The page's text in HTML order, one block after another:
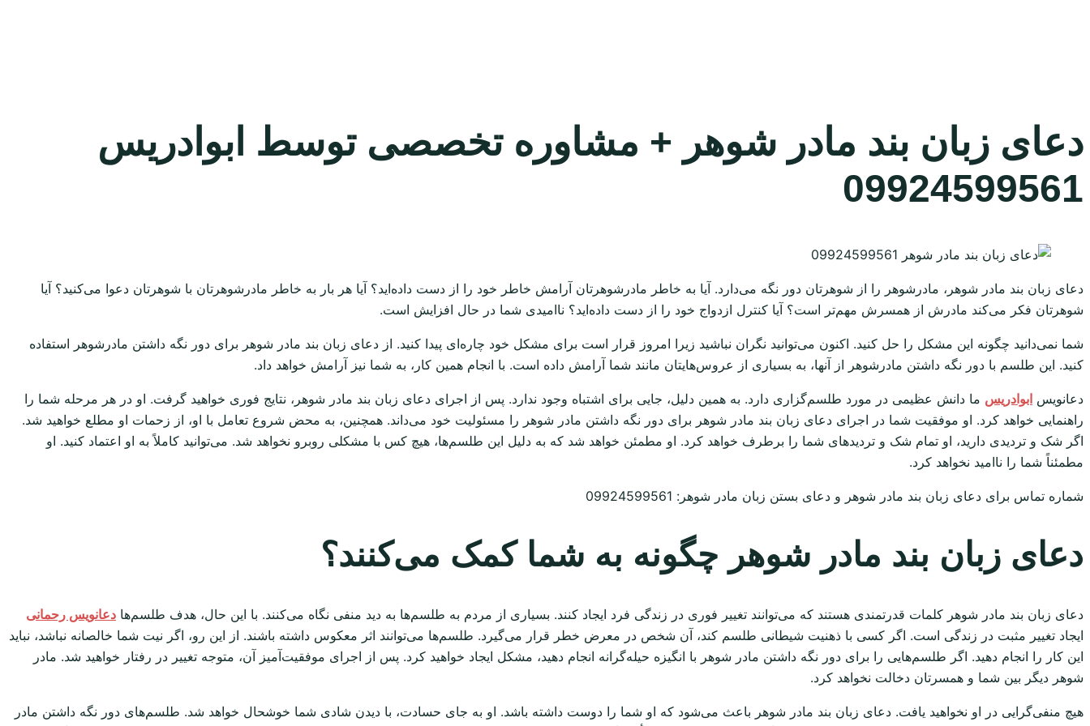
دعای زبان بند مادر شوهر + مشاوره تخصصی توسط ابوادریس
09924599561
دعای زبان بند مادر شوهر، مادرشوهر را از شوهرتان دور نگه می‌دارد. آیا به خاطر مادرشوهرتان آرامش خاطر خود را از دست داده‌اید؟ آیا هر بار به خاطر مادرشوهرتان با شوهرتان دعوا می‌کنید؟ آیا
شوهرتان فکر می‌کند مادرش از همسرش مهم‌تر است؟ آیا کنترل ازدواج خود را از دست داده‌اید؟ ناامیدی شما در حال افزایش است.
شما نمی‌دانید چگونه این مشکل را حل کنید. اکنون می‌توانید نگران نباشید زیرا امروز قرار است برای مشکل خود چاره‌ای پیدا کنید. از دعای زبان بند مادر شوهر برای دور نگه داشتن مادرشوهر استفاده
کنید. این طلسم با دور نگه داشتن مادرشوهر از آنها، به بسیاری از عروس‌هایتان مانند شما آرامش داده است. با انجام همین کار، به شما نیز آرامش خواهد داد.
دعانویس ابوادریس ما دانش عظیمی در مورد طلسم‌گزاری دارد. به همین دلیل، جایی برای اشتباه وجود ندارد. پس از اجرای دعای زبان بند مادر شوهر، نتایج فوری خواهید گرفت. او در هر مرحله شما را
راهنمایی خواهد کرد. او موفقیت شما در اجرای دعای زبان بند مادر شوهر برای دور نگه داشتن مادر شوهر را مسئولیت خود می‌داند. همچنین، به محض شروع تعامل با او، از زحمات او مطلع خواهید شد.
اگر شک و تردیدی دارید، او تمام شک و تردیدهای شما را برطرف خواهد کرد. او مطمئن خواهد شد که به دلیل این طلسم‌ها، هیچ کس با مشکلی روبرو نخواهد شد. می‌توانید کاملاً به او اعتماد کنید. او
مطمئناً شما را ناامید نخواهد کرد.
شماره تماس برای دعای زبان بند مادر شوهر و دعای بستن زبان مادر شوهر: 09924599561
دعای زبان بند مادر شوهر چگونه به شما کمک می‌کنند؟
دعای زبان بند مادر شوهر کلمات قدرتمندی هستند که می‌توانند تغییر فوری در زندگی فرد ایجاد کنند. بسیاری از مردم به طلسم‌ها به دید منفی نگاه می‌کنند. با این حال، هدف طلسم‌ها دعانویس رحمانی
ایجاد تغییر مثبت در زندگی است. اگر کسی با ذهنیت شیطانی طلسم کند، آن شخص در معرض خطر قرار می‌گیرد. طلسم‌ها می‌توانند اثر معکوس داشته باشند. از این رو، اگر نیت شما خالصانه نباشد، نباید
این کار را انجام دهید. اگر طلسم‌هایی را برای دور نگه داشتن مادر شوهر با انگیزه حیله‌گرانه انجام دهید، مشکل ایجاد خواهید کرد. پس از اجرای موفقیت‌آمیز آن، متوجه تغییر در رفتار خواهید شد. مادر
شوهر دیگر بین شما و همسرتان دخالت نخواهد کرد.
هیچ منفی‌گرایی در او نخواهید یافت. دعای زبان بند مادر شوهر باعث می‌شود که او شما را دوست داشته باشد. او به جای حسادت، با دیدن شادی شما خوشحال خواهد شد. طلسم‌های دور نگه داشتن مادر